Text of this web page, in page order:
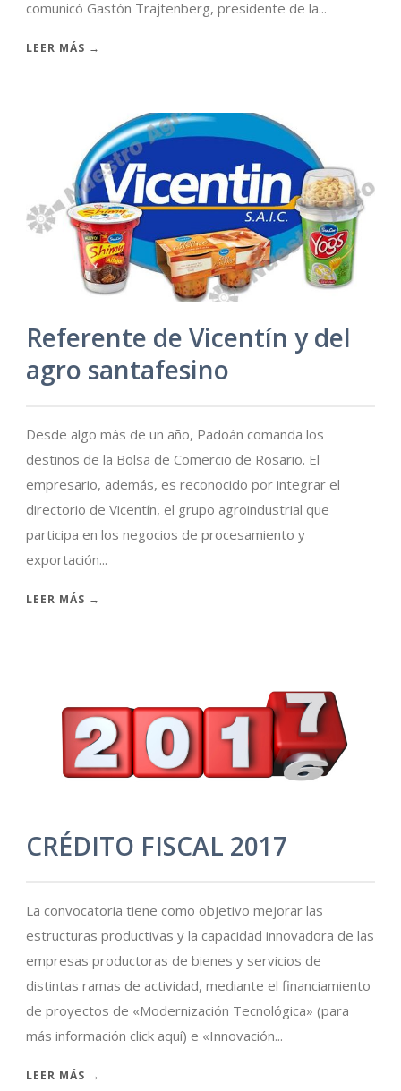
comunicó Gastón Trajtenberg, presidente de la...
LEER MÁS →
Referente de Vicentín y del
agro santafesino
Desde algo más de un año, Padoán comanda los
destinos de la Bolsa de Comercio de Rosario. El
empresario, además, es reconocido por integrar el
directorio de Vicentín, el grupo agroindustrial que
participa en los negocios de procesamiento y
exportación...
LEER MÁS →
CRÉDITO FISCAL 2017
La convocatoria tiene como objetivo mejorar las
estructuras productivas y la capacidad innovadora de las
empresas productoras de bienes y servicios de
distintas ramas de actividad, mediante el financiamiento
de proyectos de «Modernización Tecnológica» (para
más información click aquí) e «Innovación...
LEER MÁS →